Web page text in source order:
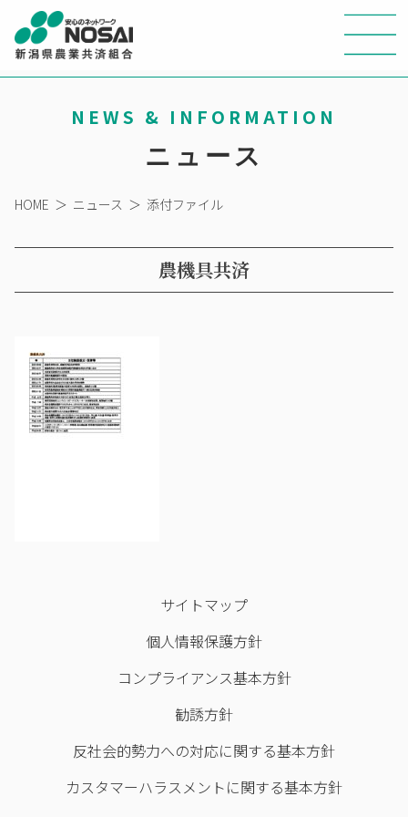
NEWS & INFORMATION
ニュース
HOME ＞ ニュース ＞ 添付ファイル
農機具共済
サイトマップ
個人情報保護方針
コンプライアンス基本方針
勧誘方針
反社会的勢力への対応に関する基本方針
カスタマーハラスメントに関する基本方針